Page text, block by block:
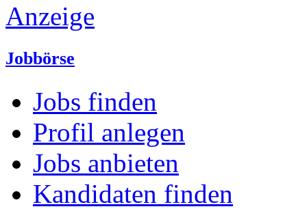
Anzeige
Jobbörse
Jobs finden
Profil anlegen
Jobs anbieten
Kandidaten finden